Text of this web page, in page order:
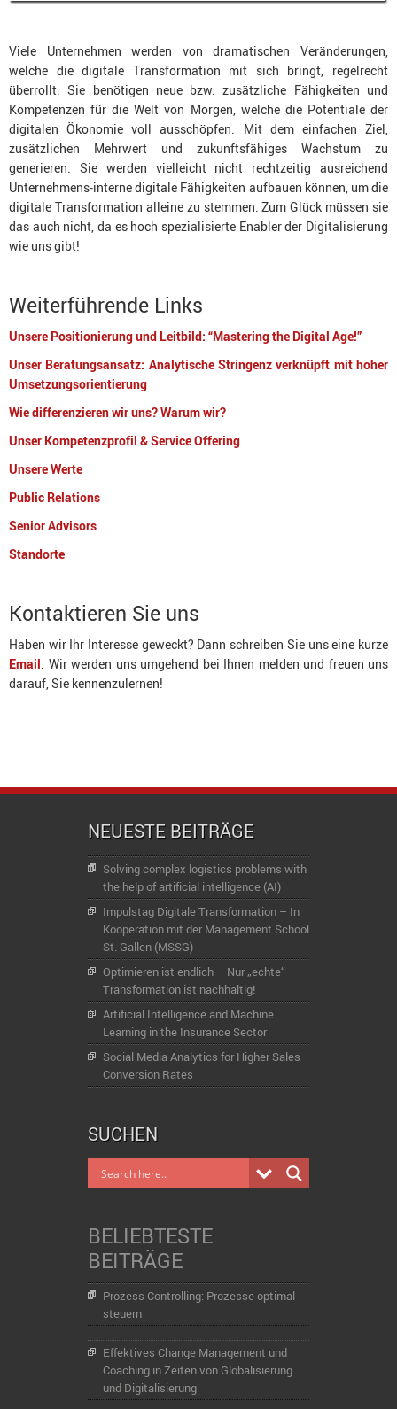
Viele Unternehmen werden von dramatischen Veränderungen,
welche die digitale Transformation mit sich bringt, regelrecht
überrollt. Sie benötigen neue bzw. zusätzliche Fähigkeiten und
Kompetenzen für die Welt von Morgen, welche die Potentiale der
digitalen Ökonomie voll ausschöpfen. Mit dem einfachen Ziel,
zusätzlichen Mehrwert und zukunftsfähiges Wachstum zu
generieren. Sie werden vielleicht nicht rechtzeitig ausreichend
Unternehmens-interne digitale Fähigkeiten aufbauen können, um die
digitale Transformation alleine zu stemmen. Zum Glück müssen sie
das auch nicht, da es hoch spezialisierte Enabler der Digitalisierung
wie uns gibt!
Weiterführende Links
Unsere Positionierung und Leitbild: “Mastering the Digital Age!”
Unser Beratungsansatz: Analytische Stringenz verknüpft mit hoher
Umsetzungsorientierung
Wie differenzieren wir uns? Warum wir?
Unser Kompetenzprofil & Service Offering
Unsere Werte
Public Relations
Senior Advisors
Standorte
Kontaktieren Sie uns
Haben wir Ihr Interesse geweckt? Dann schreiben Sie uns eine kurze
Email. Wir werden uns umgehend bei Ihnen melden und freuen uns
darauf, Sie kennenzulernen!
NEUESTE BEITRÄGE
Solving complex logistics problems with
the help of artificial intelligence (AI)
Impulstag Digitale Transformation – In
Kooperation mit der Management School
St. Gallen (MSSG)
Optimieren ist endlich – Nur „echte“
Transformation ist nachhaltig!
Artificial Intelligence and Machine
Learning in the Insurance Sector
Social Media Analytics for Higher Sales
Conversion Rates
SUCHEN
BELIEBTESTE
BEITRÄGE
Prozess Controlling: Prozesse optimal
steuern
Effektives Change Management und
Coaching in Zeiten von Globalisierung
und Digitalisierung